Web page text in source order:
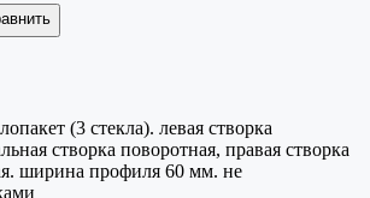
(3 стекла). левая створка
створка поворотная, правая створка
ширина профиля 60 мм. не